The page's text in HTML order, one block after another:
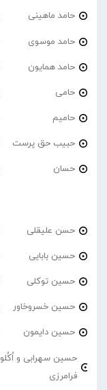
حامد ماهینی
حامد موسوی
حامد همایون
حامی
حامیم
حبیب حق پرست
حسان
حسن علیقلی
حسین بابایی
حسین توکلی
حسین خسروخاور
حسین دایمون
حسین سهرابی و اُکُلو
فرامرزی